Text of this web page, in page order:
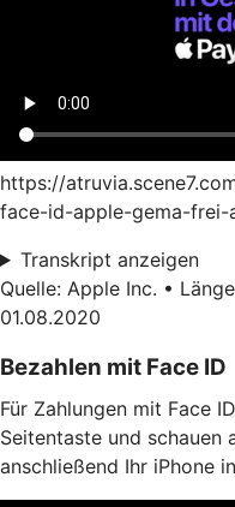
https://
face-id-apple-gema-frei-
Transkript anzeigen
Quelle: Apple Inc. •
01.08.2020
Bezahlen mit Face ID
Für Zahlungen mit Face
Seitentaste und schauen
anschließend Ihr iPhone